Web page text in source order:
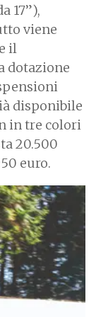
17”),
viene
il
dotazione
disponibile
in tre colori
20.500
euro.